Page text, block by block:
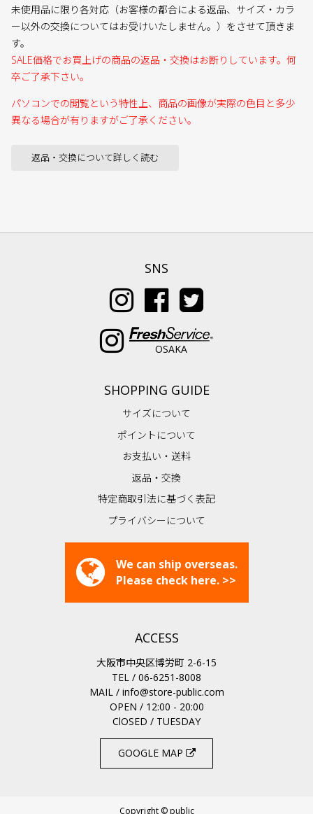
未使用品に限り各対応（お客様の都合による返品、サイズ・カラ
ー以外の交換についてはお受けいたしません。）をさせて頂きま
す。
SALE価格でお買上げの商品の返品・交換はお断りしています。何
卒ご了承下さい。
パソコンでの閲覧という特性上、商品の画像が実際の色目と多少
異なる場合が有りますがご了承ください。
返品・交換について詳しく読む
SNS
OSAKA
SHOPPING GUIDE
サイズについて
ポイントについて
お支払い・送料
返品・交換
特定商取引法に基づく表記
プライバシーについて
We can ship overseas.
Please check here. >>
ACCESS
大阪市中央区博労町 2-6-15
TEL / 06-6251-8008
MAIL / info@store-public.com
OPEN / 12:00 - 20:00
ClOSED / TUESDAY
GOOGLE MAP
Copyright © public